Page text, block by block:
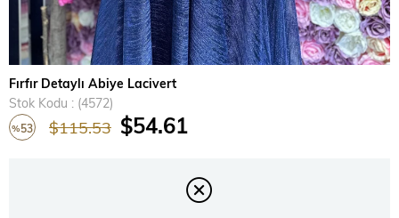
Fırfır Detaylı Abiye Lacivert
Stok Kodu
(4572)
%53 $115.53 $54.61